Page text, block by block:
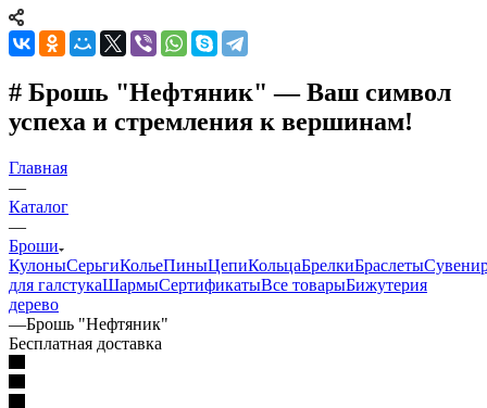
# Брошь "Нефтяник" — Ваш символ
успеха и стремления к вершинам!
Главная
—
Каталог
—
Броши
КулоныСерьгиКольеПиныЦепиКольцаБрелкиБраслеты
для галстукаШармыСертификатыВсе товарыБижутерия
дерево
—Брошь "Нефтяник"
Бесплатная доставка